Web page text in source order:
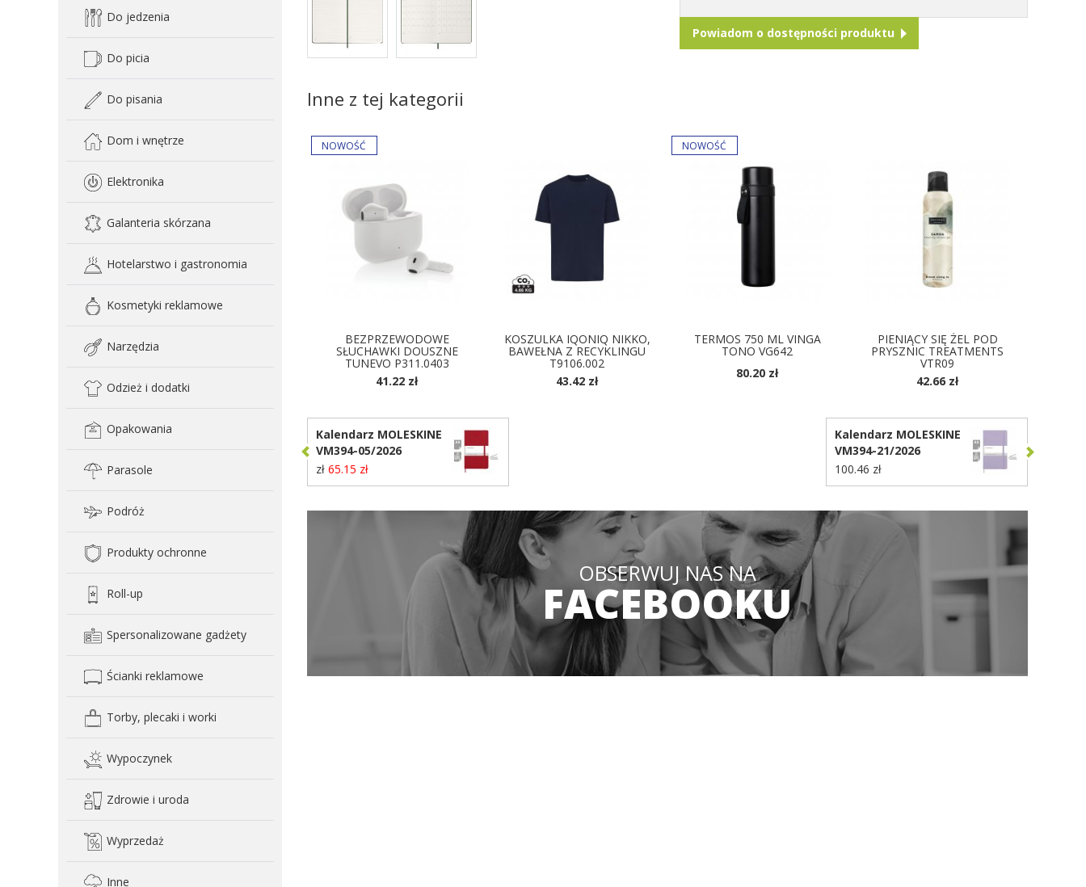
Do jedzenia
Do picia
Do pisania
Dom i wnętrze
Elektronika
Galanteria skórzana
Hotelarstwo i gastronomia
Kosmetyki reklamowe
Narzędzia
Odzież i dodatki
Opakowania
Parasole
Podróż
Produkty ochronne
Roll-up
Spersonalizowane gadżety
Ścianki reklamowe
Torby, plecaki i worki
Wypoczynek
Zdrowie i uroda
Wyprzedaż
Inne
Powiadom o dostępności produktu
Inne z tej kategorii
BEZPRZEWODOWE
SŁUCHAWKI DOUSZNE
TUNEVO P311.0403
41.22 zł
KOSZULKA IQONIQ NIKKO,
BAWEŁNA Z RECYKLINGU
T9106.002
43.42 zł
TERMOS 750 ML VINGA
TONO VG642
80.20 zł
PIENIĄCY SIĘ ŻEL POD
PRYSZNIC TREATMENTS
VTR09
42.66 zł
Kalendarz MOLESKINE
VM394-05/2026
zł 65.15 zł
Kalendarz MOLESKINE
VM394-21/2026
100.46 zł
OBSERWUJ NAS NA
FACEBOOKU